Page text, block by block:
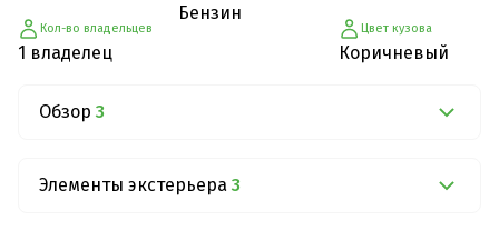
Кол-во владельцев
1 владелец
Бензин
Цвет кузова
Коричневый
Обзор 3
Элементы экстерьера 3